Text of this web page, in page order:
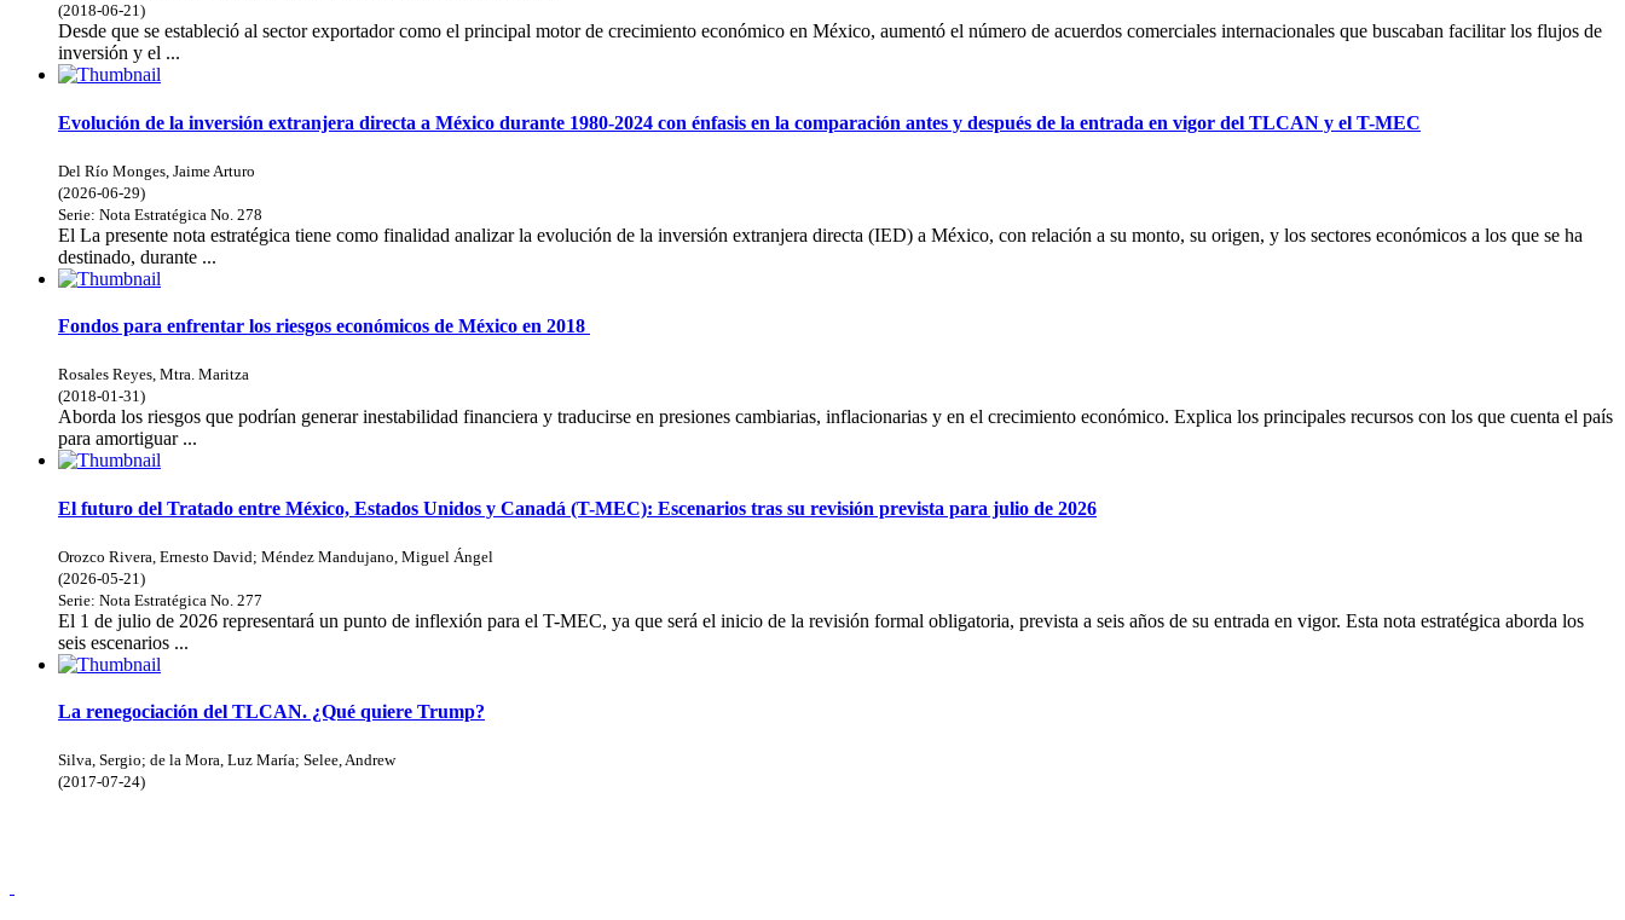
(2018-06-21)
Desde que se estableció al sector exportador como el principal motor de crecimiento económico en México, aumentó el número de acuerdos comerciales internacionales que buscaban facilitar los flujos de
inversión y el ...
Evolución de la inversión extranjera directa a México durante 1980-2024 con énfasis en la comparación antes y después de la entrada en vigor del TLCAN y el T-MEC
Del Río Monges, Jaime Arturo
(2026-06-29)
Serie: Nota Estratégica No. 278
El La presente nota estratégica tiene como finalidad analizar la evolución de la inversión extranjera directa (IED) a México, con relación a su monto, su origen, y los sectores económicos a los que se ha
destinado, durante ...
Fondos para enfrentar los riesgos económicos de México en 2018
Rosales Reyes, Mtra. Maritza
(2018-01-31)
Aborda los riesgos que podrían generar inestabilidad financiera y traducirse en presiones cambiarias, inflacionarias y en el crecimiento económico. Explica los principales recursos con los que cuenta el país
para amortiguar ...
El futuro del Tratado entre México, Estados Unidos y Canadá (T-MEC): Escenarios tras su revisión prevista para julio de 2026
Orozco Rivera, Ernesto David; Méndez Mandujano, Miguel Ángel
(2026-05-21 )
Serie: Nota Estratégica No. 277
El 1 de julio de 2026 representará un punto de inflexión para el T-MEC, ya que será el inicio de la revisión formal obligatoria, prevista a seis años de su entrada en vigor. Esta nota estratégica aborda los
seis escenarios ...
La renegociación del TLCAN. ¿Qué quiere Trump?
Silva, Sergio; de la Mora, Luz María; Selee, Andrew
(2017-07-24)